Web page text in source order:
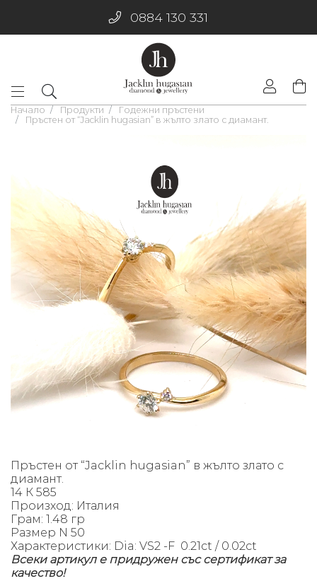
0884 130 331
Начало Продукти
Годежни пръстени
Пръстен от “Jacklin hugasian” в жълто злато с диамант.
Пръстен от “Jacklin hugasian” в жълто злато с
диамант.
14 К 585
Произход: Италия
Грам: 1.48 гр
Размер N 50
Характеристики: Dia: VS2 -F 0.21ct / 0.02ct
Всеки артикул е придружен със сертификат за
качество!